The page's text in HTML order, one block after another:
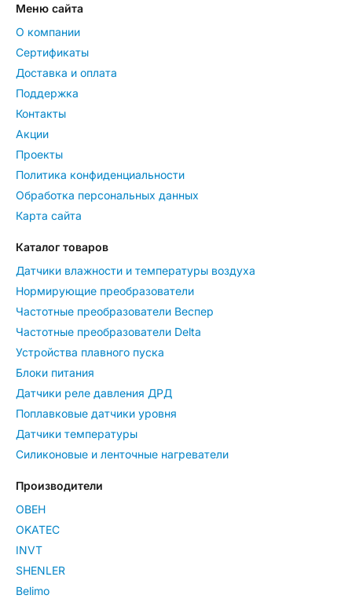
Меню сайта
О компании
Сертификаты
Доставка и оплата
Поддержка
Контакты
Акции
Проекты
Политика конфиденциальности
Обработка персональных данных
Карта сайта
Каталог товаров
Датчики влажности и температуры воздуха
Нормирующие преобразователи
Частотные преобразователи Веспер
Частотные преобразователи Delta
Устройства плавного пуска
Блоки питания
Датчики реле давления ДРД
Поплавковые датчики уровня
Датчики температуры
Силиконовые и ленточные нагреватели
Производители
ОВЕН
OKATEC
INVT
SHENLER
Belimo